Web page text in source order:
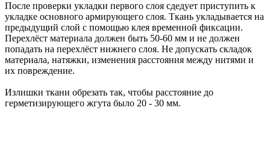
После проверки укладки первого слоя сдедует приступить к
укладке основного армирующего слоя. Ткань укладывается на
предыдущий слой с помощью клея временной фиксации.
Перехлёст материала должен быть 50-60 мм и не должен
попадать на перехлёст нижнего слоя. Не допускать складок
материала, натяжки, изменения расстояния между нитями и
их повреждение.
Излишки ткани обрезать так, чтобы расстояние до
герметизирующего жгута было 20 - 30 мм.